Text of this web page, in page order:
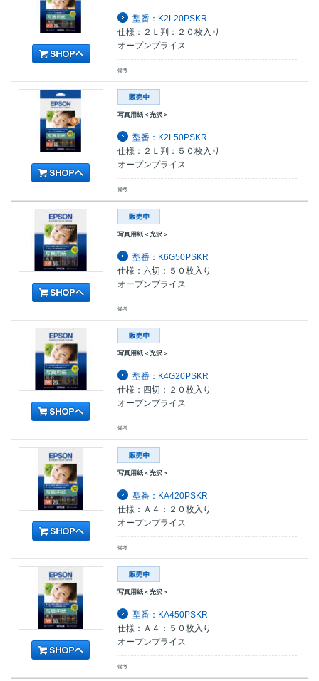
型番：K2L20PSKR
仕様：２Ｌ判：２０枚入り
オープンプライス
備考：
写真用紙＜光沢＞
型番：K2L50PSKR
仕様：２Ｌ判：５０枚入り
オープンプライス
備考：
写真用紙＜光沢＞
型番：K6G50PSKR
仕様：六切：５０枚入り
オープンプライス
備考：
写真用紙＜光沢＞
型番：K4G20PSKR
仕様：四切：２０枚入り
オープンプライス
備考：
写真用紙＜光沢＞
型番：KA420PSKR
仕様：Ａ４：２０枚入り
オープンプライス
備考：
写真用紙＜光沢＞
型番：KA450PSKR
仕様：Ａ４：５０枚入り
オープンプライス
備考：